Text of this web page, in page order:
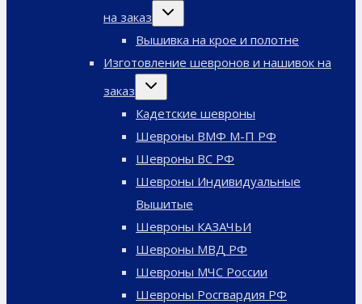
на заказ
Переключить
Вышивка на крое и полотне
Изготовление шевронов и нашивок на
заказ
Переключить
Кадетские шевроны
Шевроны ВМФ М-П РФ
Шевроны ВС РФ
Шевроны Индивидуальные
Вышитые
Шевроны КАЗАЧЬИ
Шевроны МВД РФ
Шевроны МЧС России
Шевроны Росгвардия РФ